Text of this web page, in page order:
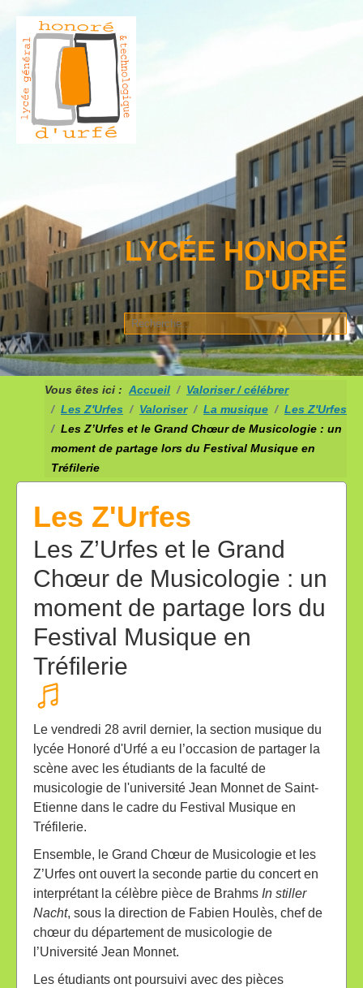
≡
LYCÉE HONORÉ
D'URFÉ
Vous êtes ici : Accueil
Valoriser / célébrer
Les Z'Urfes
Valoriser La musique
Les Z'Urfes
Les Z’Urfes et le Grand Chœur de Musicologie : un
moment de partage lors du Festival Musique en
Tréfilerie
Les Z'Urfes
Les Z’Urfes et le Grand
Chœur de Musicologie : un
moment de partage lors du
Festival Musique en
Tréfilerie
Le vendredi 28 avril dernier, la section musique du
lycée Honoré d'Urfé a eu l’occasion de partager la
scène avec les étudiants de la faculté de
musicologie de l'université Jean Monnet de Saint-
Etienne dans le cadre du Festival Musique en
Tréfilerie.
Ensemble, le Grand Chœur de Musicologie et les
Z’Urfes ont ouvert la seconde partie du concert en
interprétant la célèbre pièce de Brahms In stiller
Nacht, sous la direction de Fabien Houlès, chef de
chœur du département de musicologie de
l’Université Jean Monnet.
Les étudiants ont poursuivi avec des pièces